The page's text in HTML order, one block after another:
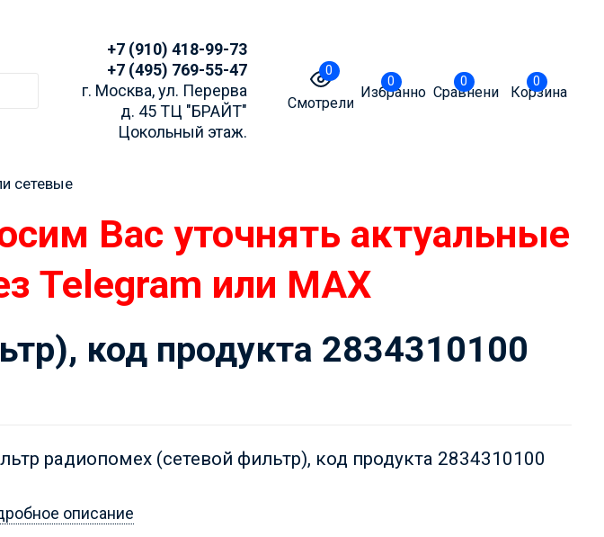
+7 (910) 418-99-73
+7 (495) 769-55-47
г. Москва, ул. Перерва
д. 45 ТЦ "БРАЙТ"
Цокольный этаж.
0
Смотрели
0
Избранное
0
Сравнение
0
Корзина
сетевые
Вас уточнять актуальные
Telegram или MAX
код продукта 2834310100
радиопомех (сетевой фильтр), код продукта 2834310100
описание